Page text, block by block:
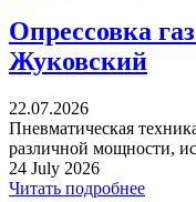
Опрессовка
Жуковский
22.07.2026
Пневматическая
различной мощности,
24 July 2026
Читать подробнее